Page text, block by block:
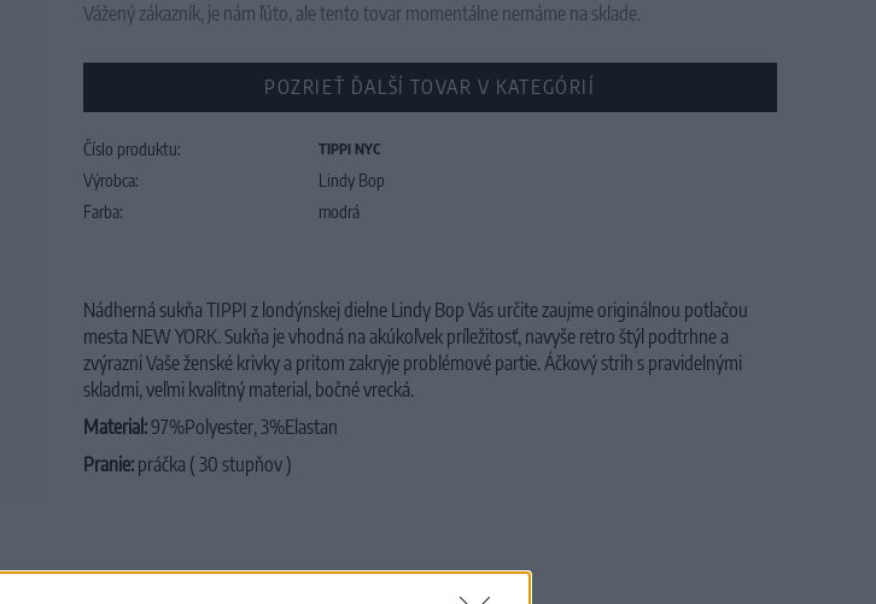
Vážený zákazník, je nám ľúto, ale tento tovar momentálne nemáme na sklade.
POZRIEŤ ĎALŠÍ TOVAR V KATEGÓRIÍ
Číslo produktu: TIPPI NYC
Výrobca:
Lindy Bop
Farba:
modrá
Nádherná sukňa TIPPI z londýnskej dielne Lindy Bop Vás určite zaujme originálnou potlačou
mesta NEW YORK. Sukňa je vhodná na akúkoľvek príležitosť, navyše retro štýl podtrhne a
zvýrazni Vaše ženské krivky a pritom zakryje problémové partie. Áčkový strih s pravidelnými
skladmi, veľmi kvalitný material, bočné vrecká.
Material:97%Polyester, 3%Elastan
Pranie: práčka ( 30 stupňov )